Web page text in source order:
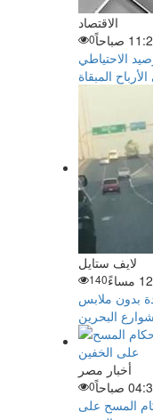
الاقتصاد
0
الاحتياطي
المبقاة
لايف ستايل
140
بدون ملابس
البحرين
أخبار مصر
0
المسح على